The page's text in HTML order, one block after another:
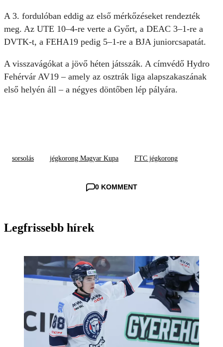
A 3. fordulóban eddig az első mérkőzéseket rendezték
meg. Az UTE 10–4-re verte a Győrt, a DEAC 3–1-re a
DVTK-t, a FEHA19 pedig 5–1-re a BJA juniorcsapatát.
A visszavágókat a jövő héten játsszák. A címvédő Hydro
Fehérvár AV19 – amely az osztrák liga alapszakaszának
első helyén áll – a négyes döntőben lép pályára.
sorsolás jégkorong Magyar Kupa FTC jégkorong
0 KOMMENT
Legfrissebb hírek